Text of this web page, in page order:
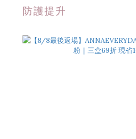
防護提升